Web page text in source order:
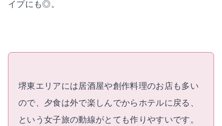
イプにも◎。
堺東エリアには居酒屋や創作料理のお店も多い
ので、夕食は外で楽しんでからホテルに戻る、
という女子旅の動線がとても作りやすいです。